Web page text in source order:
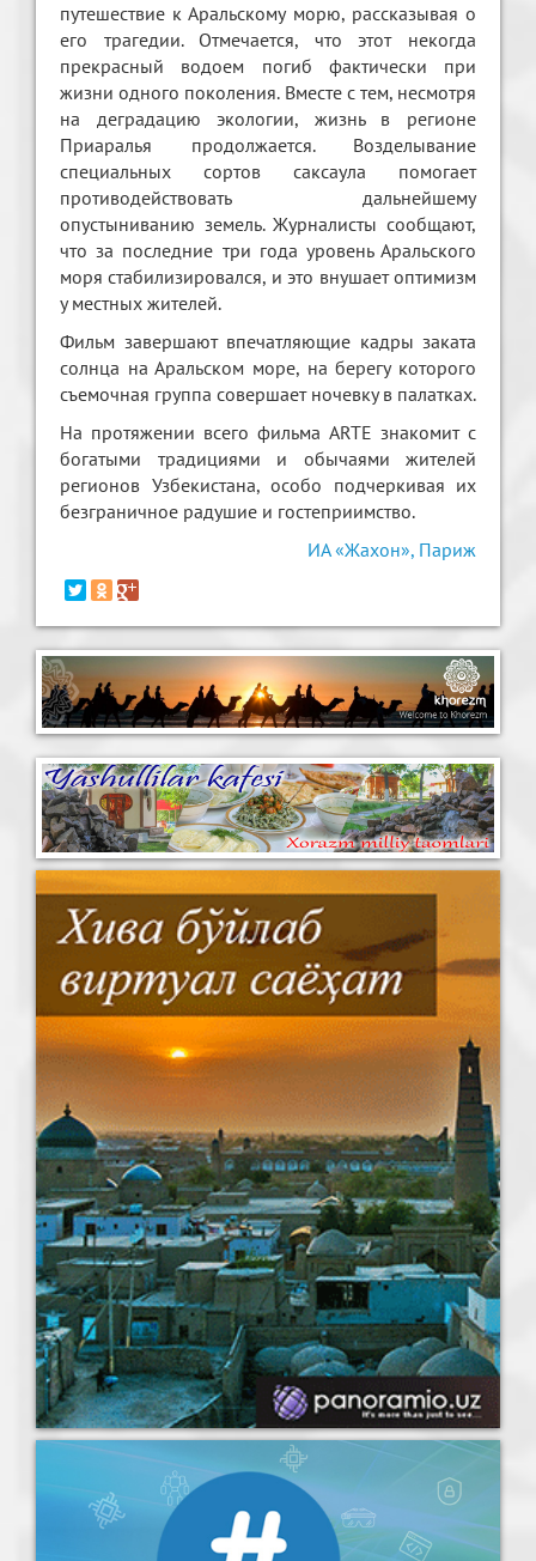
путешествие к Аральскому морю, рассказывая о
его трагедии. Отмечается, что этот некогда
прекрасный водоем погиб фактически при
жизни одного поколения. Вместе с тем, несмотря
на деградацию экологии, жизнь в регионе
Приаралья продолжается. Возделывание
специальных сортов саксаула помогает
противодействовать дальнейшему
опуcтыниванию земель. Журналисты сообщают,
что за последние три года уровень Аральского
моря стабилизировался, и это внушает оптимизм
у местных жителей.
Фильм завершают впечатляющие кадры заката
солнца на Аральском море, на берегу которого
съемочная группа совершает ночевку в палатках.
На протяжении всего фильма ARTE знакомит с
богатыми традициями и обычаями жителей
регионов Узбекистана, особо подчеркивая их
безграничное радушие и гостеприимство.
ИА «Жахон», Париж